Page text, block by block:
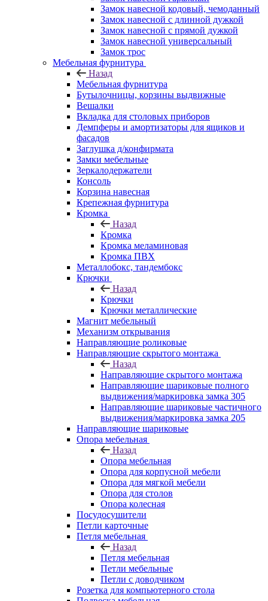
Замок навесной кодовый, чемоданный
Замок навесной с длинной дужкой
Замок навесной с прямой дужкой
Замок навесной универсальный
Замок трос
Мебельная фурнитура
Назад
Мебельная фурнитура
Бутылочницы, корзины выдвижные
Вешалки
Вкладка для столовых приборов
Демпферы и амортизаторы для ящиков и
фасадов
Заглушка д/конфирмата
Замки мебельные
Зеркалодержатели
Консоль
Корзина навесная
Крепежная фурнитура
Кромка
Назад
Кромка
Кромка меламиновая
Кромка ПВХ
Металлобокс, тандембокс
Крючки
Назад
Крючки
Крючки металлические
Магнит мебельный
Механизм открывания
Направляющие роликовые
Направляющие скрытого монтажа
Назад
Направляющие скрытого монтажа
Направляющие шариковые полного
выдвижения/маркировка замка 305
Направляющие шариковые частичного
выдвижения/маркировка замка 205
Направляющие шариковые
Опора мебельная
Назад
Опора мебельная
Опора для корпусной мебели
Опора для мягкой мебели
Опора для столов
Опора колесная
Посудосушители
Петли карточные
Петля мебельная
Назад
Петля мебельная
Петли мебельные
Петли с доводчиком
Розетка для компьютерного стола